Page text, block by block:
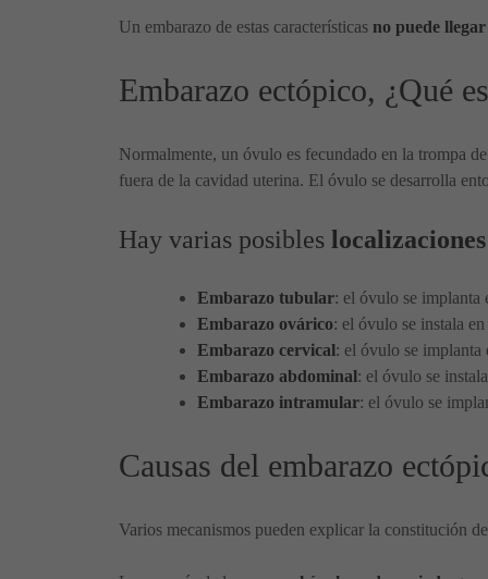
Un embarazo de estas características no puede
Embarazo ectópico, ¿Qué
Normalmente, un óvulo es fecundado en la trompa
fuera de la cavidad uterina. El óvulo se desarrolla
Hay varias posibles localizaciones
Embarazo tubular: el óvulo se implanta
Embarazo ovárico: el óvulo se instala
Embarazo cervical: el óvulo se implanta
Embarazo abdominal: el óvulo se
Embarazo intramular: el óvulo se
Causas del embarazo
Varios mecanismos pueden explicar la constitución